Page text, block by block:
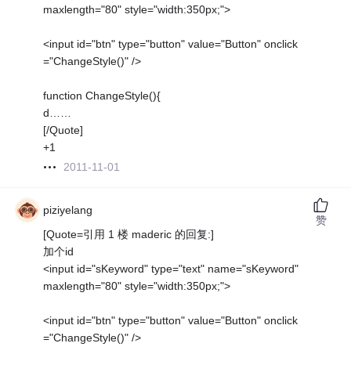
maxlength="80" style="width:350px;">
<input id="btn" type="button" value="Button" onclick
="ChangeStyle()" />
function ChangeStyle(){
d……
[/Quote]
+1
2011-11-01
piziyelang
[Quote=引用 1 楼 maderic 的回复:]
加个id
<input id="sKeyword" type="text" name="sKeyword"
maxlength="80" style="width:350px;">
<input id="btn" type="button" value="Button" onclick
="ChangeStyle()" />
赞